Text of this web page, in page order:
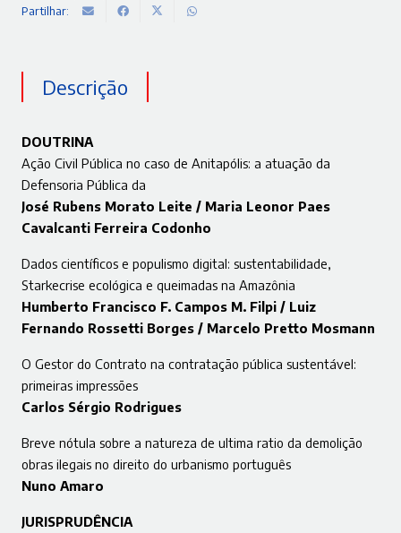
Partilhar:
Descrição
DOUTRINA
Ação Civil Pública no caso de Anitapólis: a atuação da
Defensoria Pública da
José Rubens Morato Leite / Maria Leonor Paes
Cavalcanti Ferreira Codonho
Dados científicos e populismo digital: sustentabilidade,
Starkecrise ecológica e queimadas na Amazônia
Humberto Francisco F. Campos M. Filpi / Luiz
Fernando Rossetti Borges / Marcelo Pretto Mosmann
O Gestor do Contrato na contratação pública sustentável:
primeiras impressões
Carlos Sérgio Rodrigues
Breve nótula sobre a natureza de ultima ratio da demolição
obras ilegais no direito do urbanismo português
Nuno Amaro
JURISPRUDÊNCIA